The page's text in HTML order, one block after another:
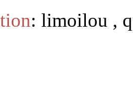
: limoilou ,